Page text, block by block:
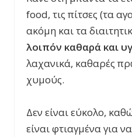
food, τις πίτσες (τα
ακόμη και τα
λοιπόν καθαρά και
λαχανικά, καθαρές
χυμούς.
Δεν είναι εύκολο,
είναι φτιαγμένα για